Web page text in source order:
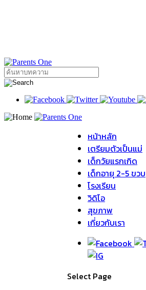
หน้าหลัก
เตรียมตัวเป็นแม่
เด็กวัยแรกเกิด
เด็กอายุ 2-5 ขวบ
โรงเรียน
วิดิโอ
สุขภาพ
เกี่ยวกับเรา
Select Page